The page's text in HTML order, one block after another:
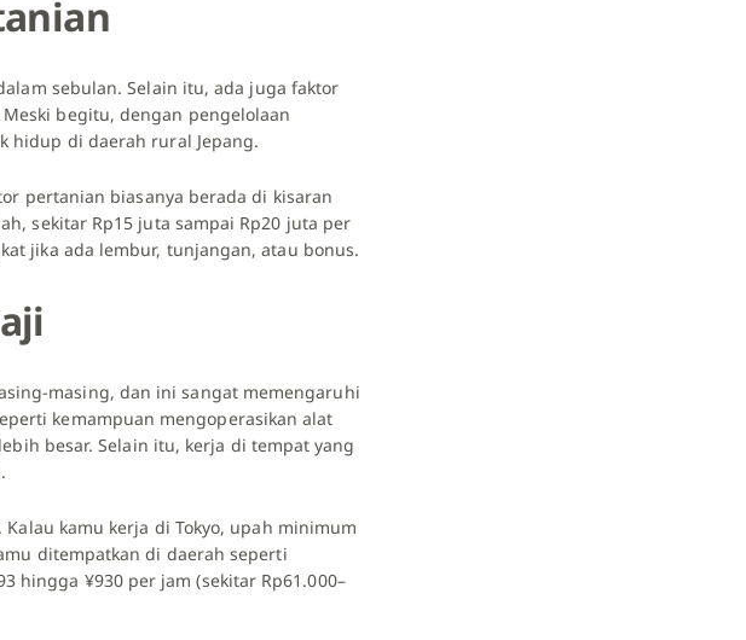
sebulan. Selain itu, ada juga faktor
begitu, dengan pengelolaan
hidup di daerah rural Jepang.
pertanian biasanya berada di kisaran
sekitar Rp15 juta sampai Rp20 juta per
jika ada lembur, tunjangan, atau bonus.
masing, dan ini sangat memengaruhi
kemampuan mengoperasikan alat
besar. Selain itu, kerja di tempat yang
kamu kerja di Tokyo, upah minimum
ditempatkan di daerah seperti
hingga ¥930 per jam (sekitar Rp61.000–